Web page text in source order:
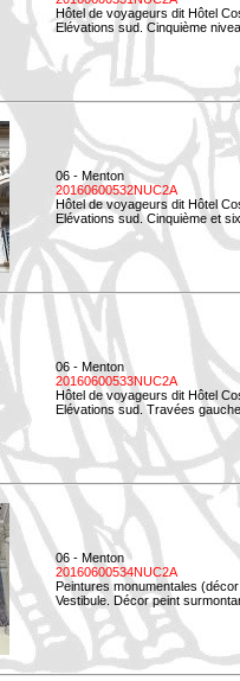
Hôtel de voyageurs dit Hôtel
Elévations sud. Cinquième
06 - Menton
20160600532NUC2A
Hôtel de voyageurs dit Hôtel
Elévations sud. Cinquième et
06 - Menton
20160600533NUC2A
Hôtel de voyageurs dit Hôtel
Elévations sud. Travées
06 - Menton
20160600534NUC2A
Peintures monumentales
Vestibule. Décor peint